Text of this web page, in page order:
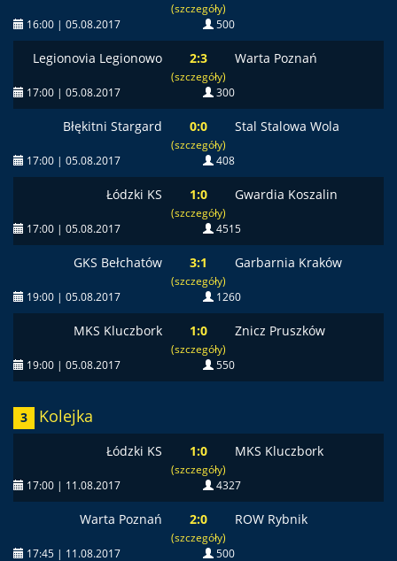
(szczegóły)
16:00 | 05.08.2017 500
Legionovia Legionowo 2:3
(szczegóły)
Warta Poznań
17:00 | 05.08.2017 300
Błękitni Stargard 0:0
(szczegóły)
Stal Stalowa Wola
17:00 | 05.08.2017 408
Łódzki KS 1:0
(szczegóły)
Gwardia Koszalin
17:00 | 05.08.2017 4515
GKS Bełchatów 3:1
(szczegóły)
Garbarnia Kraków
19:00 | 05.08.2017 1260
MKS Kluczbork 1:0
(szczegóły)
Znicz Pruszków
19:00 | 05.08.2017 550
3 Kolejka
Łódzki KS 1:0
(szczegóły)
MKS Kluczbork
17:00 | 11.08.2017 4327
Warta Poznań 2:0
(szczegóły)
ROW Rybnik
17:45 | 11.08.2017 500